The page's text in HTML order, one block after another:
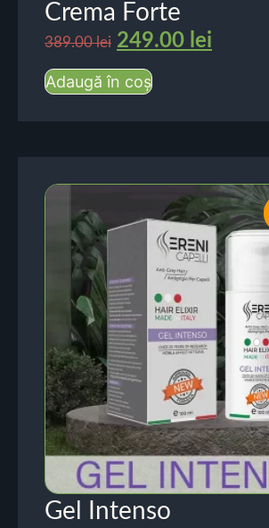
Crema Forte
389.00lei 249.00 lei
Adaugă în coș
Gel Intenso